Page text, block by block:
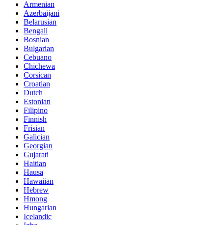
Armenian
Azerbaijani
Belarusian
Bengali
Bosnian
Bulgarian
Cebuano
Chichewa
Corsican
Croatian
Dutch
Estonian
Filipino
Finnish
Frisian
Galician
Georgian
Gujarati
Haitian
Hausa
Hawaiian
Hebrew
Hmong
Hungarian
Icelandic